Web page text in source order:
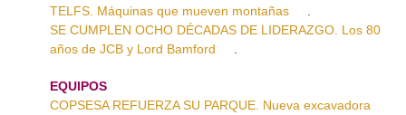
TELFS. Máquinas que mueven montañas
SE CUMPLEN OCHO DÉCADAS DE LIDERAZGO. Los 80
años de JCB y Lord Bamford
EQUIPOS
COPSESA REFUERZA SU PARQUE. Nueva excavadora